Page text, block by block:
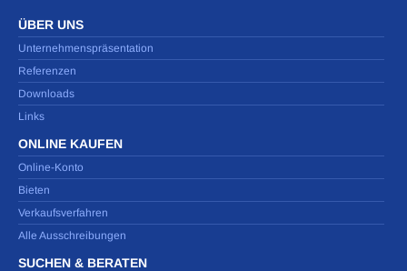
ÜBER UNS
Unternehmenspräsentation
Referenzen
Downloads
Links
ONLINE KAUFEN
Online-Konto
Bieten
Verkaufsverfahren
Alle Ausschreibungen
SUCHEN & BERATEN